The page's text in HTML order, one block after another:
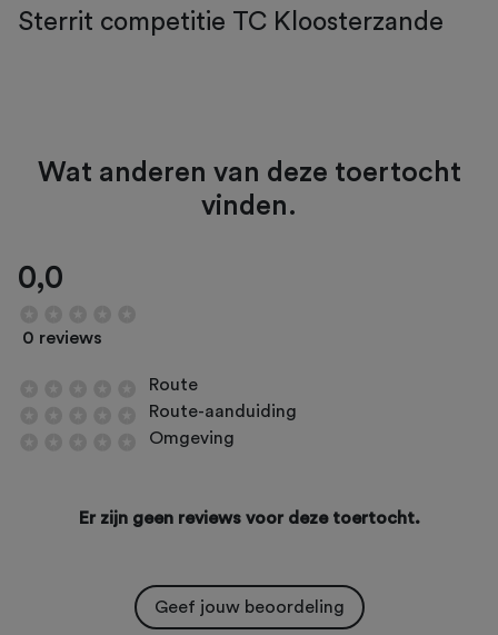
Sterrit competitie TC Kloosterzande
Wat anderen van deze toertocht
vinden.
0,0
0 reviews
Route
Route-aanduiding
Omgeving
Er zijn geen reviews voor deze toertocht.
Geef jouw beoordeling